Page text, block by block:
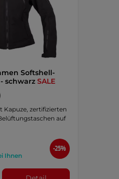
Softshell-
schwarz SALE
Kapuze, zertifizierten
auf
Ihnen
-25%